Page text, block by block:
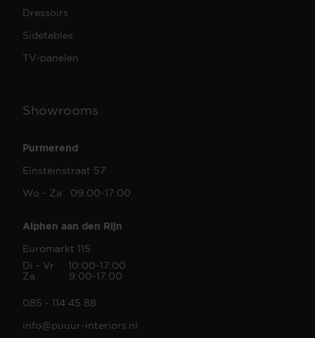
Dressoirs
Sidetables
TV-panelen
Showrooms
Purmerend
Einsteinstraat 57
Wo - Za 09:00-17:00
Alphen aan den Rijn
Euromarkt 115
Di - Vr 10:00-17:00
Za 9:00-17:00
085 - 114 45 88
info@puuur-interiors.nl